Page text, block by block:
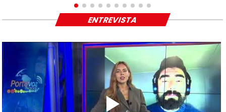
ENTREVISTA